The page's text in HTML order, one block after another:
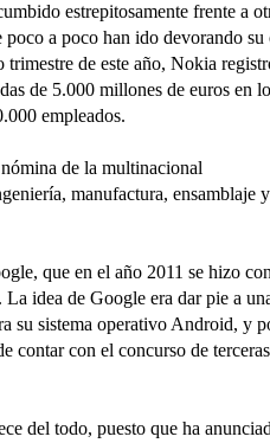
estrepitosamente frente a
a poco han ido devorando su
trimestre de este año, Nokia
de 5.000 millones de euros en
empleados.
de la multinacional
manufactura, ensamblaje y
que en el año 2011 se hizo
idea de Google era dar pie a
su sistema operativo Android, y
contar con el concurso de terceras
del todo, puesto que ha